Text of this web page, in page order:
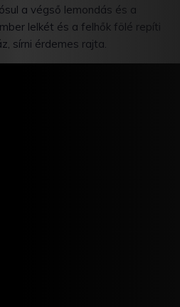
a végső lemondás és a
lelkét és a felhők fölé repíti
sírni érdemes rajta.